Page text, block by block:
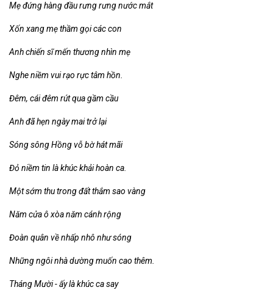
Mẹ đứng hàng đầu rưng rưng nước mắt
Xốn xang mẹ thầm gọi các con
Anh chiến sĩ mến thương nhìn mẹ
Nghe niềm vui rạo rực tâm hồn.
Đêm, cái đêm rút qua gầm cầu
Anh đã hẹn ngày mai trở lại
Sóng sông Hồng vỗ bờ hát mãi
Đỏ niềm tin là khúc khải hoàn ca.
Một sớm thu trong đất thắm sao vàng
Năm cửa ô xòa năm cánh rộng
Đoàn quân về nhấp nhô như sóng
Những ngôi nhà dường muốn cao thêm.
Tháng Mười - ấy là khúc ca say